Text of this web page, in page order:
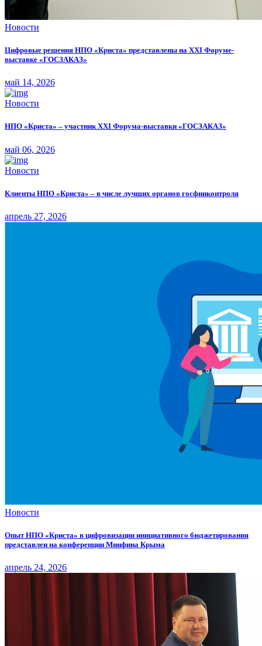
Новости
Цифровые решения НПО «Криста» представлены на XXI Форуме-
выставке «ГОСЗАКАЗ»
май 14, 2026
Новости
НПО «Криста» – участник XXI Форума-выставки «ГОСЗАКАЗ»
май 06, 2026
Новости
Клиенты НПО «Криста» – в числе лучших органов госфинконтроля
апрель 27, 2026
Новости
Опыт НПО «Криста» в цифровизации инициативного бюджетирования
представлен на конференции Минфина Крыма
апрель 24, 2026